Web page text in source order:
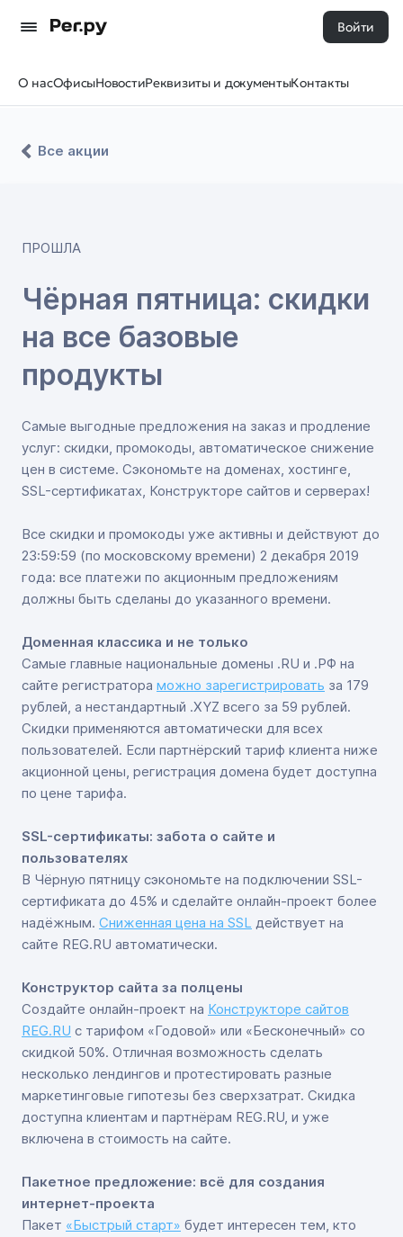
Войти
О насОфисыНовостиРеквизиты и документыКонтакты
Все акции
ПРОШЛА
Чёрная пятница: скидки
на все базовые
продукты
Самые выгодные предложения на заказ и продление
услуг: скидки, промокоды, автоматическое снижение
цен в системе. Сэкономьте на доменах, хостинге,
SSL-сертификатах, Конструкторе сайтов и серверах!
Все скидки и промокоды уже активны и действуют до
23:59:59 (по московскому времени) 2 декабря 2019
года: все платежи по акционным предложениям
должны быть сделаны до указанного времени.
Доменная классика и не только
Самые главные национальные домены .RU и .РФ на
сайте регистратора можно зарегистрировать за 179
рублей, а нестандартный .XYZ всего за 59 рублей.
Скидки применяются автоматически для всех
пользователей. Если партнёрский тариф клиента ниже
акционной цены, регистрация домена будет доступна
по цене тарифа.
SSL-сертификаты: забота о сайте и
пользователях
В Чёрную пятницу сэкономьте на подключении SSL-
сертификата до 45% и сделайте онлайн-проект более
надёжным. Сниженная цена на SSL действует на
сайте REG.RU автоматически.
Конструктор сайта за полцены
Создайте онлайн-проект на Конструкторе сайтов
REG.RU с тарифом «Годовой» или «Бесконечный» со
скидкой 50%. Отличная возможность сделать
несколько лендингов и протестировать разные
маркетинговые гипотезы без сверхзатрат. Скидка
доступна клиентам и партнёрам REG.RU, и уже
включена в стоимость на сайте.
Пакетное предложение: всё для создания
интернет-проекта
Пакет «Быстрый старт» будет интересен тем, кто